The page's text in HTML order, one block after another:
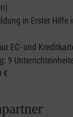
in Erster
EC- und
9
€